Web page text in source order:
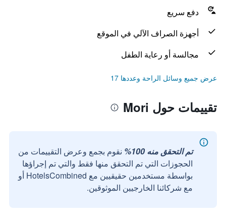
دفع سريع
أجهزة الصراف الآلي في الموقع
مجالسة أو رعاية الطفل
عرض جميع وسائل الراحة وعددها 17
تقييمات حول Mori
تم التحقق منه 100%
نقوم بجمع وعرض التقييمات من
الحجوزات التي تم التحقق منها فقط والتي تم إجراؤها
بواسطة مستخدمين حقيقيين مع HotelsCombined أو
مع شركائنا الخارجيين الموثوقين.